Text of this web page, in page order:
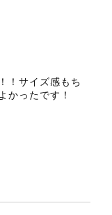
！サイズ感もち
かったです！